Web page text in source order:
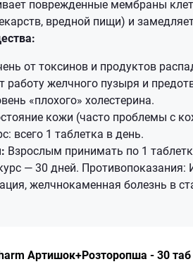
поврежденные мембраны
вредной пищи) и
от токсинов и продуктов
работу желчного пузыря и
«плохого» холестерина.
кожи (часто проблемы с
всего 1 таблетка в день.
Взрослым принимать по 1
— 30 дней. Противопоказания:
желчнокаменная болезнь в
Артишок+Розторопша - 30 таб